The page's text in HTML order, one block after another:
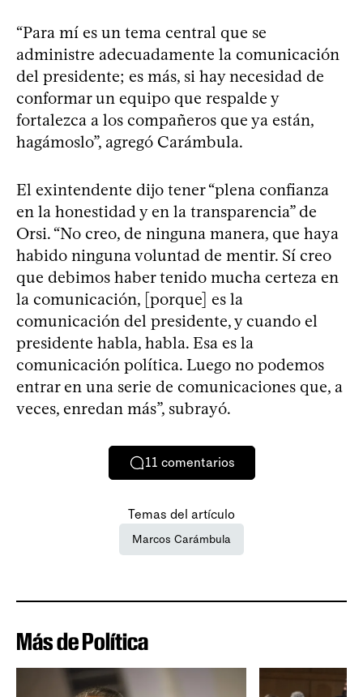
“Para mí es un tema central que se
administre adecuadamente la comunicación
del presidente; es más, si hay necesidad de
conformar un equipo que respalde y
fortalezca a los compañeros que ya están,
hagámoslo”, agregó Carámbula.
El exintendente dijo tener “plena confianza
en la honestidad y en la transparencia” de
Orsi. “No creo, de ninguna manera, que haya
habido ninguna voluntad de mentir. Sí creo
que debimos haber tenido mucha certeza en
la comunicación, [porque] es la
comunicación del presidente, y cuando el
presidente habla, habla. Esa es la
comunicación política. Luego no podemos
entrar en una serie de comunicaciones que, a
veces, enredan más”, subrayó.
11 comentarios
Temas del artículo
Marcos Carámbula
Más de Política